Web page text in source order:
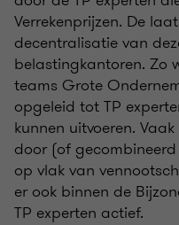
Verrekenprijzen. De
decentralisatie van
belastingkantoren. Zo
teams Grote
opgeleid tot TP
kunnen uitvoeren.
door (of
op vlak van
er ook binnen de
TP experten actief.